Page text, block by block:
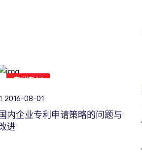
专利新闻
2016-08-01
国内企业专利申请策略的问题与
进